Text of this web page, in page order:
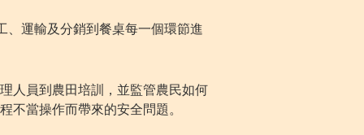
、運輸及分銷到餐桌每一個環節進
人員到農田培訓，並監管農民如何
不當操作而帶來的安全問題。